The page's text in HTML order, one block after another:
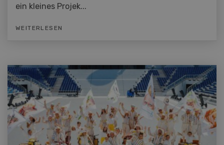
ein kleines Projek...
WEITERLESEN